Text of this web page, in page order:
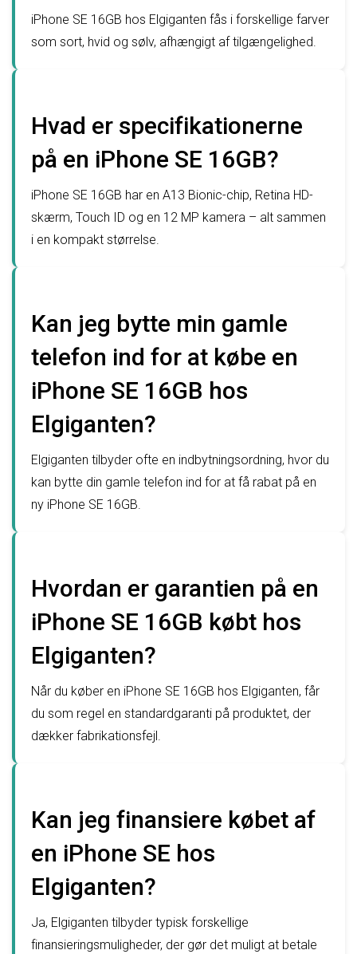
iPhone SE 16GB hos Elgiganten fås i forskellige farver
som sort, hvid og sølv, afhængigt af tilgængelighed.
Hvad er specifikationerne
på en iPhone SE 16GB?
iPhone SE 16GB har en A13 Bionic-chip, Retina HD-
skærm, Touch ID og en 12 MP kamera – alt sammen
i en kompakt størrelse.
Kan jeg bytte min gamle
telefon ind for at købe en
iPhone SE 16GB hos
Elgiganten?
Elgiganten tilbyder ofte en indbytningsordning, hvor du
kan bytte din gamle telefon ind for at få rabat på en
ny iPhone SE 16GB.
Hvordan er garantien på en
iPhone SE 16GB købt hos
Elgiganten?
Når du køber en iPhone SE 16GB hos Elgiganten, får
du som regel en standardgaranti på produktet, der
dækker fabrikationsfejl.
Kan jeg finansiere købet af
en iPhone SE hos
Elgiganten?
Ja, Elgiganten tilbyder typisk forskellige
finansieringsmuligheder, der gør det muligt at betale